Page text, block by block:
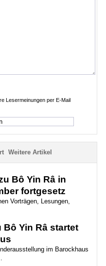
Lesermeinungen per E-Mail
Weitere Artikel
Bô Yin Râ in
fortgesetz
Vorträgen, Lesungen,
Yin Râ startet
im Barockhaus